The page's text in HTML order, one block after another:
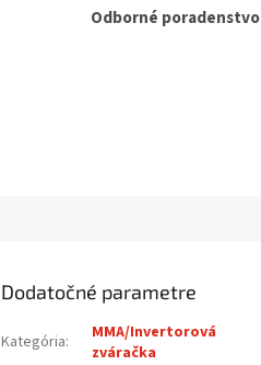
Odborné poradenstvo
Dodatočné parametre
Kategória:
MMA/Invertorová
zváračka